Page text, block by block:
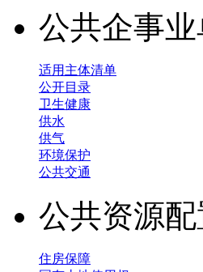
公共企事
适用主体清单
公开目录
卫生健康
供水
供气
环境保护
公共交通
公共资源
住房保障